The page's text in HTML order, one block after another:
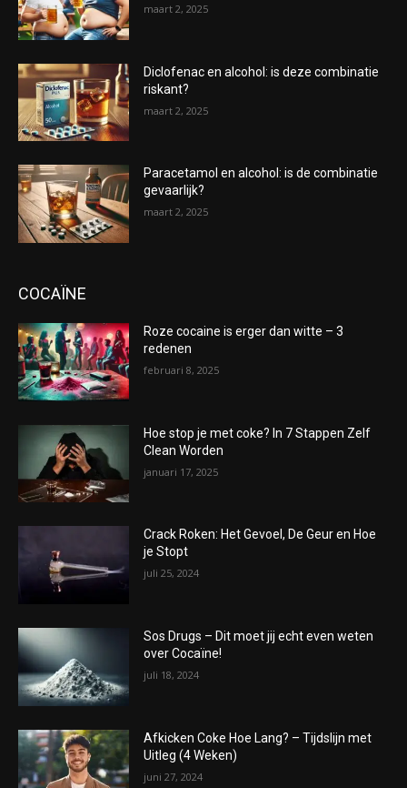
maart 2, 2025
Diclofenac en alcohol: is deze combinatie
riskant?
maart 2, 2025
Paracetamol en alcohol: is de combinatie
gevaarlijk?
maart 2, 2025
COCAÏNE
Roze cocaine is erger dan witte – 3
redenen
februari 8, 2025
Hoe stop je met coke? In 7 Stappen Zelf
Clean Worden
januari 17, 2025
Crack Roken: Het Gevoel, De Geur en Hoe
je Stopt
juli 25, 2024
Sos Drugs – Dit moet jij echt even weten
over Cocaïne!
juli 18, 2024
Afkicken Coke Hoe Lang? – Tijdslijn met
Uitleg (4 Weken)
juni 27, 2024